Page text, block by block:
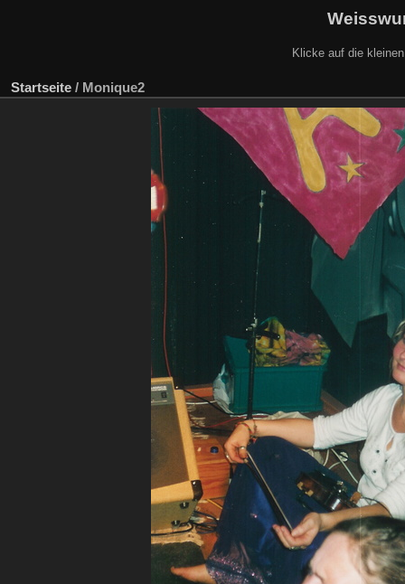
Klicke auf die
Startseite / Monique2